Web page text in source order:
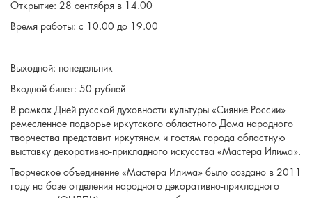
Открытие: 28 сентября в 14.00
Время работы: с 10.00 до 19.00
Выходной: понедельник
Входной билет: 50 рублей
В рамках Дней русской духовности культуры «Сияние России»
ремесленное подворье иркутского областного Дома народного
творчества представит иркутянам и гостям города областную
выставку декоративно-прикладного искусства «Мастера Илима».
Творческое объединение «Мастера Илима» было создано в 2011
году на базе отделения народного декоративно-прикладного